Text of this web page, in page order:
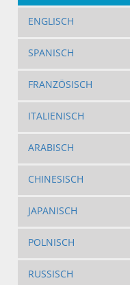
ENGLISCH
SPANISCH
FRANZÖSISCH
ITALIENISCH
ARABISCH
CHINESISCH
JAPANISCH
POLNISCH
RUSSISCH